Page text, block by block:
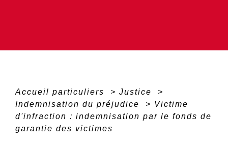
Accueil particuliers > Justice
>
Indemnisation du préjudice
> Victime
d'infraction : indemnisation par le fonds de
garantie des victimes